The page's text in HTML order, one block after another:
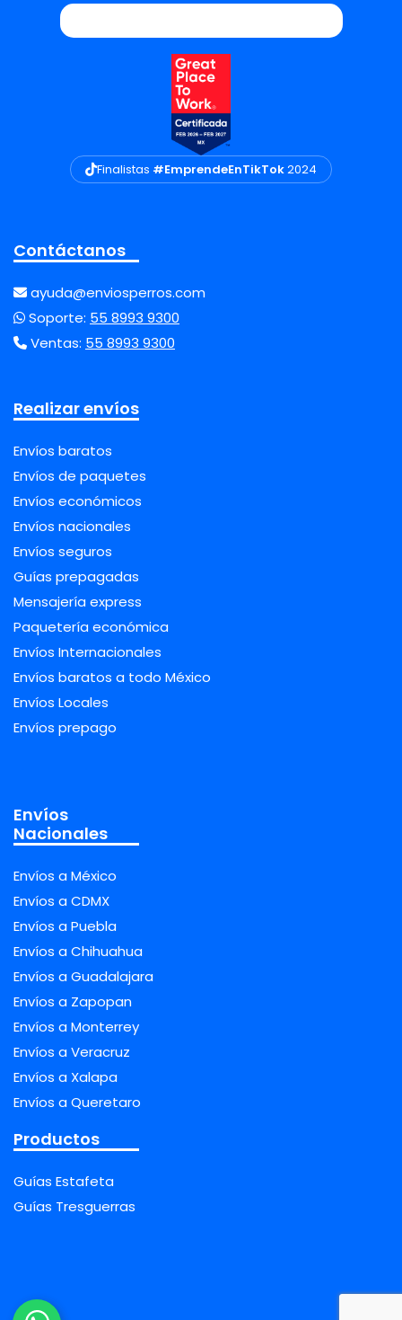
Finalistas #EmprendeEnTikTok2024
Contáctanos
ayuda@enviosperros.com
Soporte: 55 8993 9300
Ventas: 55 8993 9300
Realizar envíos
Envíos baratos
Envíos de paquetes
Envíos económicos
Envíos nacionales
Envíos seguros
Guías prepagadas
Mensajería express
Paquetería económica
Envíos Internacionales
Envíos baratos a todo México
Envíos Locales
Envíos prepago
Envíos
Nacionales
Envíos a México
Envíos a CDMX
Envíos a Puebla
Envíos a Chihuahua
Envíos a Guadalajara
Envíos a Zapopan
Envíos a Monterrey
Envíos a Veracruz
Envíos a Xalapa
Envíos a Queretaro
Productos
Guías Estafeta
Guías Tresguerras